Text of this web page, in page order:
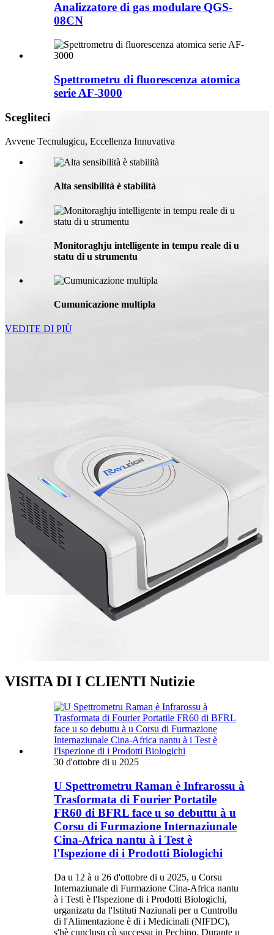
Analizzatore di gas modulare QGS-
08CN
Spettrometru di fluorescenza atomica
serie AF-3000
Scegliteci
Avvene Tecnulugicu, Eccellenza Innuvativa
Alta sensibilità è stabilità
Monitoraghju intelligente in tempu reale di u
statu di u strumentu
Cumunicazione multipla
VEDITE DI PIÙ
VISITA DI I CLIENTI Nutizie
30 d'ottobre di u 2025
U Spettrometru Raman è Infrarossu à
Trasformata di Fourier Portatile
FR60 di BFRL face u so debuttu à u
Corsu di Furmazione Internaziunale
Cina-Africa nantu à i Test è
l'Ispezione di i Prodotti Biologichi
Da u 12 à u 26 d'ottobre di u 2025, u Corsu
Internaziunale di Furmazione Cina-Africa nantu
à i Testi è l'Ispezione di i Prodotti Biologichi,
urganizatu da l'Istituti Naziunali per u Cuntrollu
di l'Alimentazione è di i Medicinali (NIFDC),
s'hè cunclusu cù successu in Pechino. Durante u